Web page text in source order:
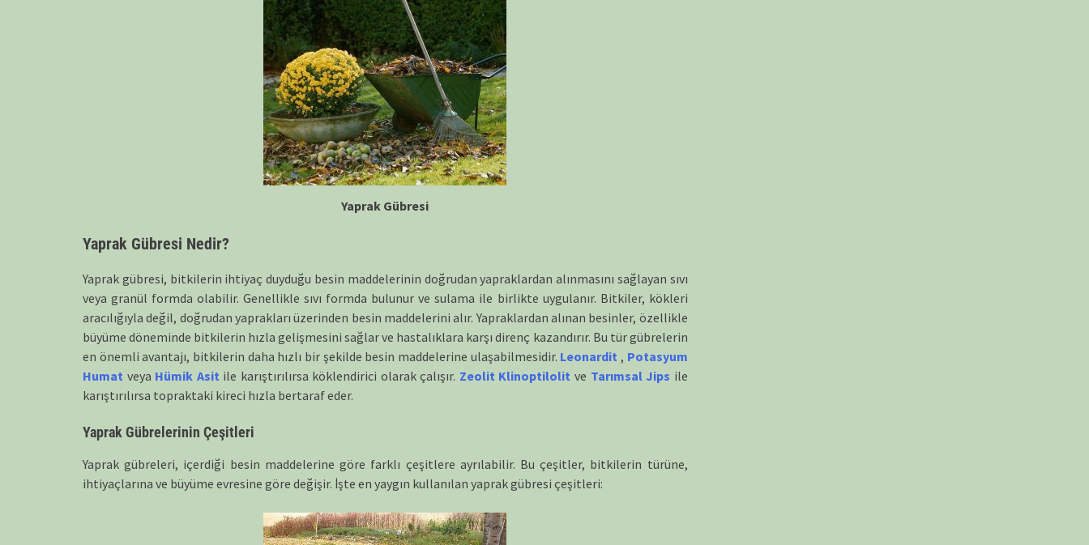
Yaprak Gübresi
Yaprak Gübresi Nedir?
Yaprak gübresi, bitkilerin ihtiyaç duyduğu besin maddelerinin doğrudan yapraklardan alınmasını sağlayan sıvı
veya granül formda olabilir. Genellikle sıvı formda bulunur ve sulama ile birlikte uygulanır. Bitkiler, kökleri
aracılığıyla değil, doğrudan yaprakları üzerinden besin maddelerini alır. Yapraklardan alınan besinler, özellikle
büyüme döneminde bitkilerin hızla gelişmesini sağlar ve hastalıklara karşı direnç kazandırır. Bu tür gübrelerin
en önemli avantajı, bitkilerin daha hızlı bir şekilde besin maddelerine ulaşabilmesidir. Leonardit , Potasyum
Humat veya Hümik Asit ile karıştırılırsa köklendirici olarak çalışır. Zeolit Klinoptilolit ve Tarımsal Jips ile
karıştırılırsa topraktaki kireci hızla bertaraf eder.
Yaprak Gübrelerinin Çeşitleri
Yaprak gübreleri, içerdiği besin maddelerine göre farklı çeşitlere ayrılabilir. Bu çeşitler, bitkilerin türüne,
ihtiyaçlarına ve büyüme evresine göre değişir. İşte en yaygın kullanılan yaprak gübresi çeşitleri: